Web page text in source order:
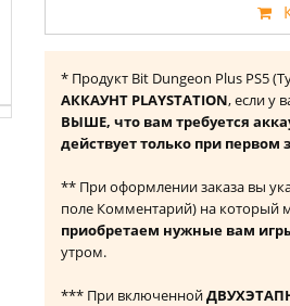
* Продукт Bit Dungeon Plus PS5
АККАУНТ PLAYSTATION, если у
ВЫШЕ, что вам требуется
действует только при первом
** При оформлении заказа вы
поле Комментарий) на который
приобретаем нужные вам
утром.
*** При включенной